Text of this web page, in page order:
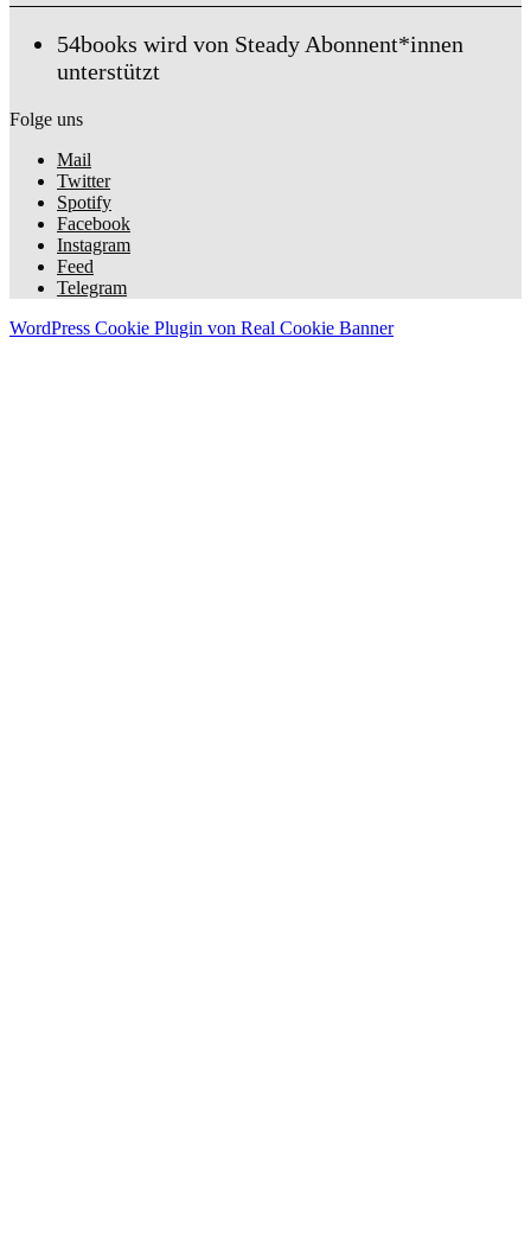
54books wird von Steady Abonnent*innen
unterstützt
Folge uns
Mail
Twitter
Spotify
Facebook
Instagram
Feed
Telegram
WordPress Cookie Plugin von Real Cookie Banner